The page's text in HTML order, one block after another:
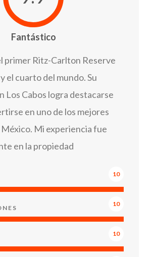
Fantástico
primer Ritz-Carlton Reserve
el cuarto del mundo. Su
Los Cabos logra destacarse
en uno de los mejores
Mi experiencia fue
en la propiedad
10
10
10